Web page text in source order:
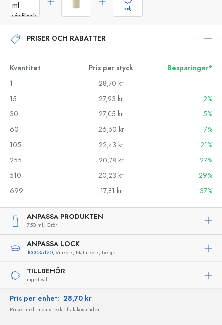
välj
PRISER OCH RABATTER
Kvantitet Pris per styck
Besparingar*
1
28,70 kr
15
27,93 kr
2%
30
27,05 kr
5%
60
26,50 kr
7%
105
22,43 kr
21%
255
20,78 kr
27%
510
20,23 kr
29%
699
17,81 kr 37%
ANPASSA PRODUKTEN
750 ml, Grön
ANPASSA LOCK
100035120, Vinkork, Naturkork, Beige
TILLBEHÖR
inget valt
Pris per enhet: 28,70 kr
Priser inkl. moms, exkl. fraktkostnader